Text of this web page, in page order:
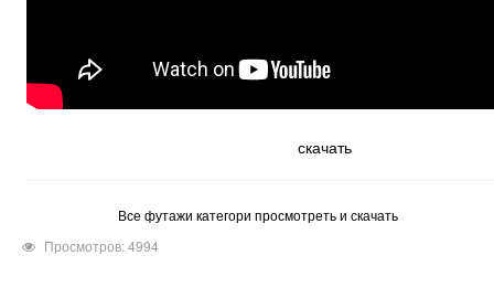
скачать
Все футажи категори просмотреть и скачать
Просмотров: 4994